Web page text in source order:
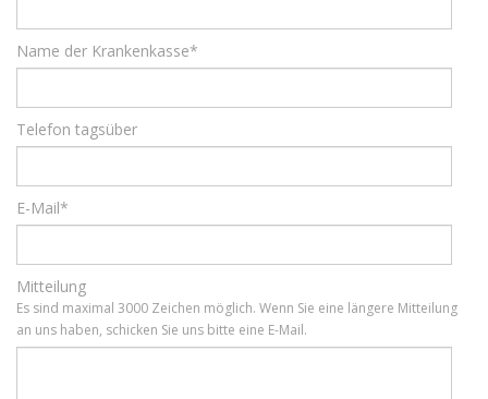
Name der Krankenkasse*
Telefon tagsüber
E-Mail*
Mitteilung
Es sind maximal 3000 Zeichen möglich. Wenn Sie eine längere Mitteilung
an uns haben, schicken Sie uns bitte eine E-Mail.